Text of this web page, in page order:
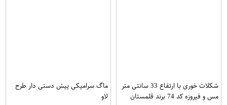
شکلات خوری با ارتفاع 33 سانتی متر
مس و فیروزه کد 74 برند قلمستان
ماگ سرامیکی پیش دستی دار طرح
لاو